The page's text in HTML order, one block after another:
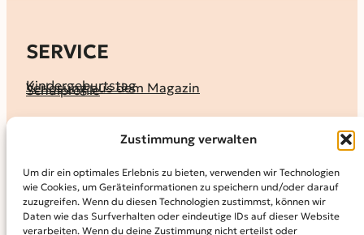
Zustimmung verwalten
Um dir ein optimales Erlebnis zu bieten, verwenden wir Technologien
wie Cookies, um Geräteinformationen zu speichern und/oder darauf
zuzugreifen. Wenn du diesen Technologien zustimmst, können wir
Daten wie das Surfverhalten oder eindeutige IDs auf dieser Website
verarbeiten. Wenn du deine Zustimmung nicht erteilst oder
SERVICE
Kindergeburtstag
Verlosung aus dem Magazin
Schulprofile
KALENDER
MAGAZIN
KidS-Ausgaben online lesen
Abonnement